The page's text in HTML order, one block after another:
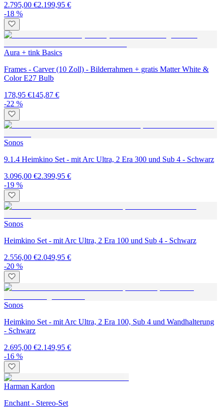
2.795,00 €2.199,95 €
-18 %
Aura + tink Basics
Frames - Carver (10 Zoll) - Bilderrahmen + gratis Matter White &
Color E27 Bulb
178,95 €145,87 €
-22 %
Sonos
9.1.4 Heimkino Set - mit Arc Ultra, 2 Era 300 und Sub 4 - Schwarz
3.096,00 €2.399,95 €
-19 %
Sonos
Heimkino Set - mit Arc Ultra, 2 Era 100 und Sub 4 - Schwarz
2.556,00 €2.049,95 €
-20 %
Sonos
Heimkino Set - mit Arc Ultra, 2 Era 100, Sub 4 und Wandhalterung
- Schwarz
2.695,00 €2.149,95 €
-16 %
Harman Kardon
Enchant - Stereo-Set